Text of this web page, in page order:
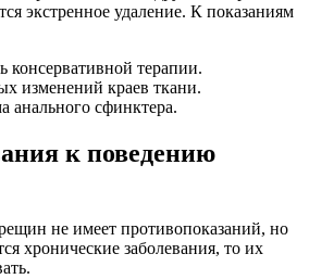
экстренное удаление. К показаниям
консервативной терапии.
изменений краев ткани.
анального сфинктера.
к поведению
не имеет противопоказаний, но
хронические заболевания, то их